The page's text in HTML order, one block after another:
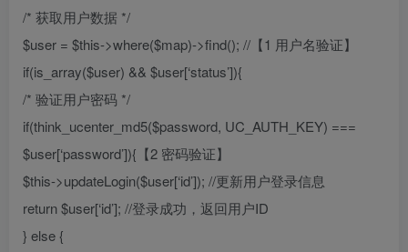
/* 获取用户数据 */
$user = $this->where($map)->find(); //【1 用户名验证】
if(is_array($user) && $user[‘status’]){
/* 验证用户密码 */
if(think_ucenter_md5($password, UC_AUTH_KEY) ===
$user[‘password’]){【2 密码验证】
$this->updateLogin($user[‘id’]); //更新用户登录信息
return $user[‘id’]; //登录成功，返回用户ID
} else {